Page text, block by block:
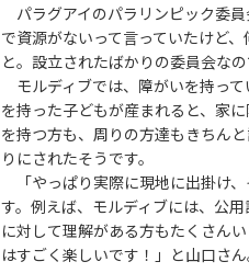
パラグアイのパラリンピック委
で資源がないって言っていたけど
と。設立されたばかりの委員会な
モルディブでは、障がいを持っ
を持った子どもが産まれると、家
を持つ方も、周りの方達もきちん
りにされたそうです。
「やっぱり実際に現地に出掛け
す。例えば、モルディブには、公
に対して理解がある方もたくさん
はすごく楽しいです！」と山口さん